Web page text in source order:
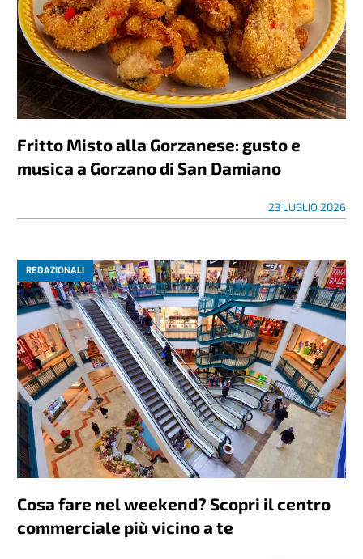
Fritto Misto alla Gorzanese: gusto e
musica a Gorzano di San Damiano
23 LUGLIO 2026
REDAZIONALI
Cosa fare nel weekend? Scopri il centro
commerciale più vicino a te